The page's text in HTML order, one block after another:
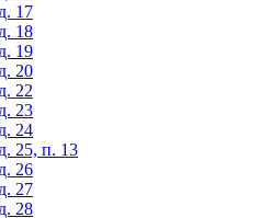
17
18
19
20
22
23
24
25, п. 13
26
27
28